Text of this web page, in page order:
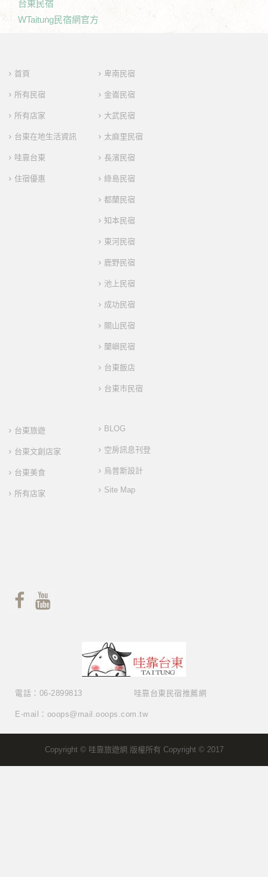
台東民宿
WTaitung民宿網官方
首頁
所有民宿
所有店家
台東在地生活資訊
哇靠台東
住宿優惠
卑南民宿
金崙民宿
大武民宿
太麻里民宿
長濱民宿
綠島民宿
都蘭民宿
知本民宿
東河民宿
鹿野民宿
池上民宿
成功民宿
關山民宿
蘭嶼民宿
台東飯店
台東市民宿
台東旅遊
台東文創店家
台東美食
所有店家
BLOG
空房訊息刊登
烏普斯設計
Site Map
哇靠台東民宿推薦網
電話：06-2899813
E-mail：ooops@mail.ooops.com.tw
Copyright © 哇靠旅遊網 版權所有 Copyright © 2017